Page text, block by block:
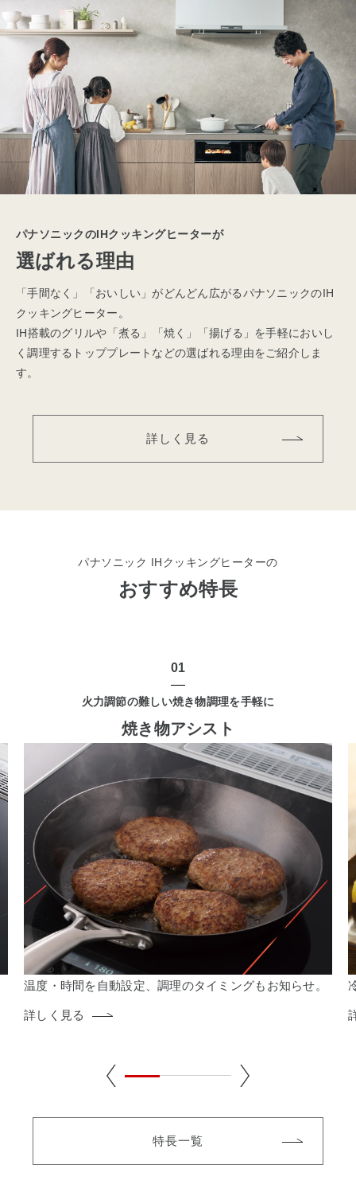
パナソニックのIHクッキングヒーターが
選ばれる理由
「手間なく」「おいしい」がどんどん広がるパナソニックのIH
クッキングヒーター。
IH搭載のグリルや「煮る」「焼く」「揚げる」を手軽においし
く調理するトッププレートなどの選ばれる理由をご紹介しま
す。
詳しく見る
パナソニック IHクッキングヒーターの
おすすめ特長
01
火力調節の難しい焼き物調理を手軽に
焼き物アシスト
温度・時間を自動設定、調理のタイミングもお知らせ。
詳しく見る
特長一覧